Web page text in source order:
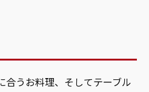
合うお料理、そしてテーブル